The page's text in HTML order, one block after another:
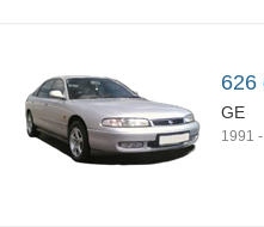
626
GE
1991 -